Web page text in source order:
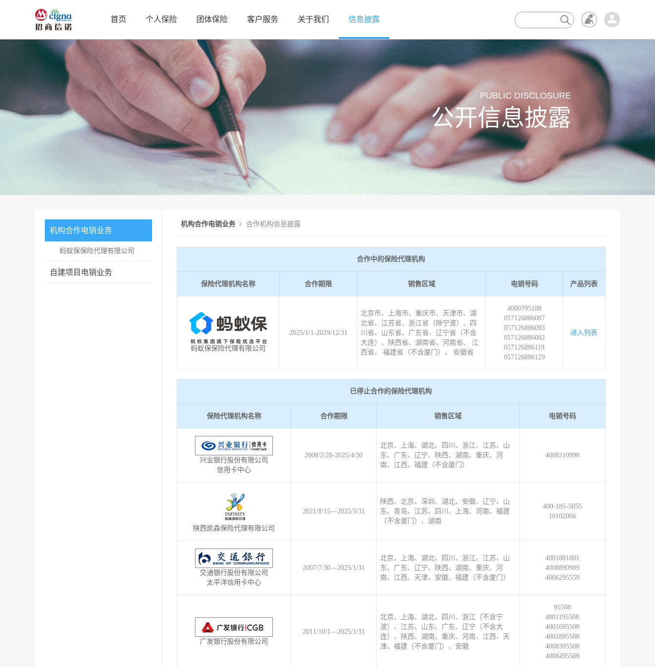
首页
个人保险 团体保险 客户服务 关于我们 信息披露
PUBLIC DISCLOSURE
公开信息披露
机构合作电销业务
蚂蚁保保险代理有限公司
自建项目电销业务
机构合作电销业务 合作机构信息披露
合作中的保险代理机构
保险代理机构名称 合作期限 销售区域 电销号码 产品列表
蚂蚁保保险代理有限公司
2025/1/1-2029/12/31
北京市、上海市、重庆市、天津市、湖
北省、江苏省、浙江省（除宁波）、四
川省、山东省、广东省、辽宁省（不含
大连）、陕西省、湖南省、河南省、 江
西省、 福建省（不含厦门）、 安徽省
4000795188
057126886087
057126886093
057126886082
057126886119
057126886129
进入列表
已停止合作的保险代理机构
保险代理机构名称 合作期限 销售区域 电销号码
兴业银行股份有限公司
信用卡中心
2008/2/28-2025/4/30
北京、上海、湖北、四川、浙江、江苏、山
东、广东、辽宁、陕西、湖南、重庆、河
南、江西、福建（不含厦门）
4008210998
陕西凯森保险代理有限公司
2021/8/15—2025/3/31
陕西、北京、深圳、湖北、安徽、辽宁、山
东、青岛、江苏、四川、上海、河南、福建
（不含厦门）、湖南
400-185-5055
10102066
交通银行股份有限公司
太平洋信用卡中心
2007/7/30—2025/1/31
北京、上海、湖北、四川、浙江、江苏、山
东、广东、辽宁、陕西、湖南、重庆、河
南、江西、天津、安徽、福建（不含厦门）
4001801801
4008890989
4006295559
广发银行股份有限公司
2011/10/1—2025/1/31
北京、上海、湖北、四川、浙江（不含宁
波）、江苏、山东、广东、辽宁（不含大
连）、陕西、湖南、重庆、河南、江西、天
津、福建（不含厦门）、安徽
95508
4001195508
4001695508
4001895508
4008395508
4008495508